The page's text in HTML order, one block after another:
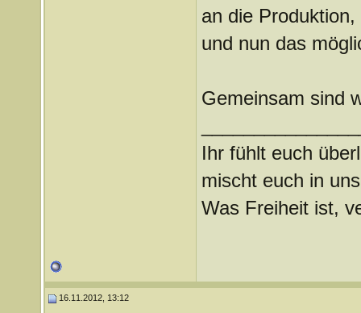
an die
und nun das
Gemeinsam sind
Ihr fühlt euch
mischt euch in
Was Freiheit ist,
16.11.2012, 13:12